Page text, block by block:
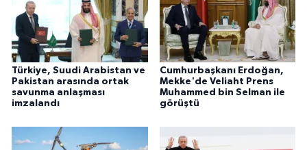
Türkiye, Suudi Arabistan ve
Pakistan arasında ortak
savunma anlaşması
imzalandı
Cumhurbaşkanı Erdoğan,
Mekke'de Veliaht Prens
Muhammed bin Selman ile
görüştü